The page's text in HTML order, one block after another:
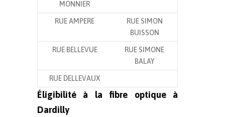
MONNIER
RUE AMPERE
RUE SIMON
BUISSON
RUE BELLEVUE
RUE SIMONE
BALAY
RUE DELLEVAUX
Éligibilité à la fibre optique à
Dardilly